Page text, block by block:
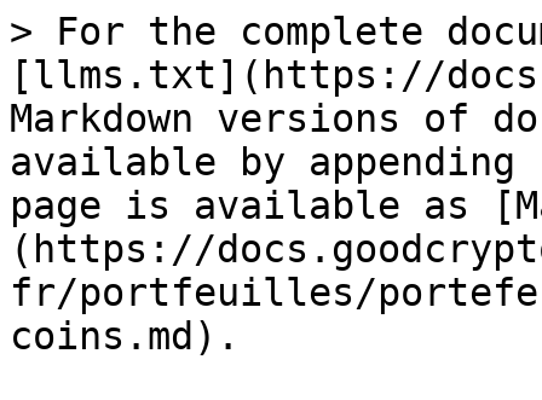
> For the complete
[llms.txt](https://
Markdown versions of
available by
page is available as
(https://
fr/portfeuilles/
coins.md).